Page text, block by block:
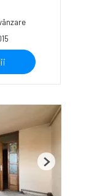
Next